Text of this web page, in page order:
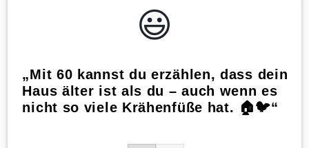
😃️
„Mit 60 kannst du erzählen, dass dein
Haus älter ist als du – auch wenn es
nicht so viele Krähenfüße hat. 🏠🐦“